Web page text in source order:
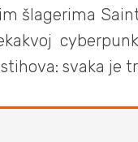
šlagerima
svaka je